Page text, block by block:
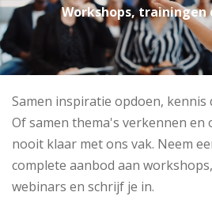
Workshops, trainingen
Samen inspiratie opdoen, kennis
Of samen thema's verkennen en
nooit klaar met ons vak. Neem
complete aanbod aan
webinars en schrijf je in.